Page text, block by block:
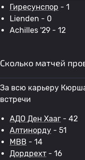
Гиресунспор - 1
Lienden - 0
Achilles '29 - 12
Сколько матчей
За всю карьеру
встречи
АДО Ден Хааг - 42
Алтинорду - 51
МВВ - 14
Дордрехт - 16